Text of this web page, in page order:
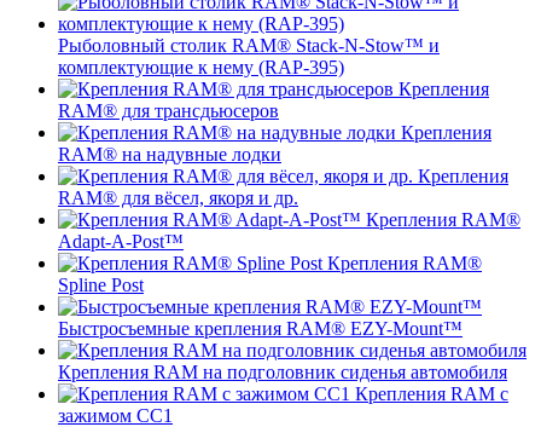
Рыболовный столик RAM® Stack-N-Stow™ и
комплектующие к нему (RAP-395)
Крепления
RAM® для трансдьюсеров
Крепления
RAM® на надувные лодки
Крепления
RAM® для вёсел, якоря и др.
Крепления RAM®
Adapt-A-Post™
Крепления RAM®
Spline Post
Быстросъемные крепления RAM® EZY-Mount™
Крепления RAM на подголовник сиденья автомобиля
Крепления RAM с
зажимом СС1